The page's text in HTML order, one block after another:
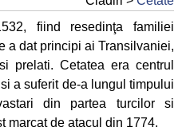
fiind resedinţa familiei
a dat principi ai Transilvaniei,
prelati. Cetatea era centrul
a suferit de-a lungul timpului
din partea turcilor si
marcat de atacul din 1774.